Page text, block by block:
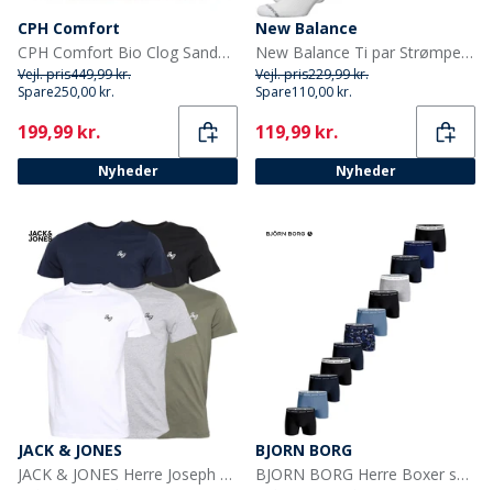
CPH Comfort
CPH Comfort Bio Clog Sandaler af ruskind Taupe
Vejl. pris449,99 kr.
Spare250,00 kr.
Current
199,99 kr.
Nyheder
New Balance
New Balance Ti par Strømper med Polstring Hvid Crew
Vejl. pris229,99 kr.
Spare110,00 kr.
Current
119,99 kr.
Nyheder
JACK & JONES
JACK & JONES Herre Joseph Fem Pakke T-shirts Marineblå / Hvid / Grå / Støvet Oliven / Sort
BJORN BORG
BJORN BORG Herre Boxer shorts Flerfarvet